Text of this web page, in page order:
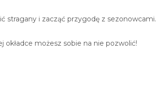
stragany i zacząć przygodę z sezonowcami.
okładce możesz sobie na nie pozwolić!